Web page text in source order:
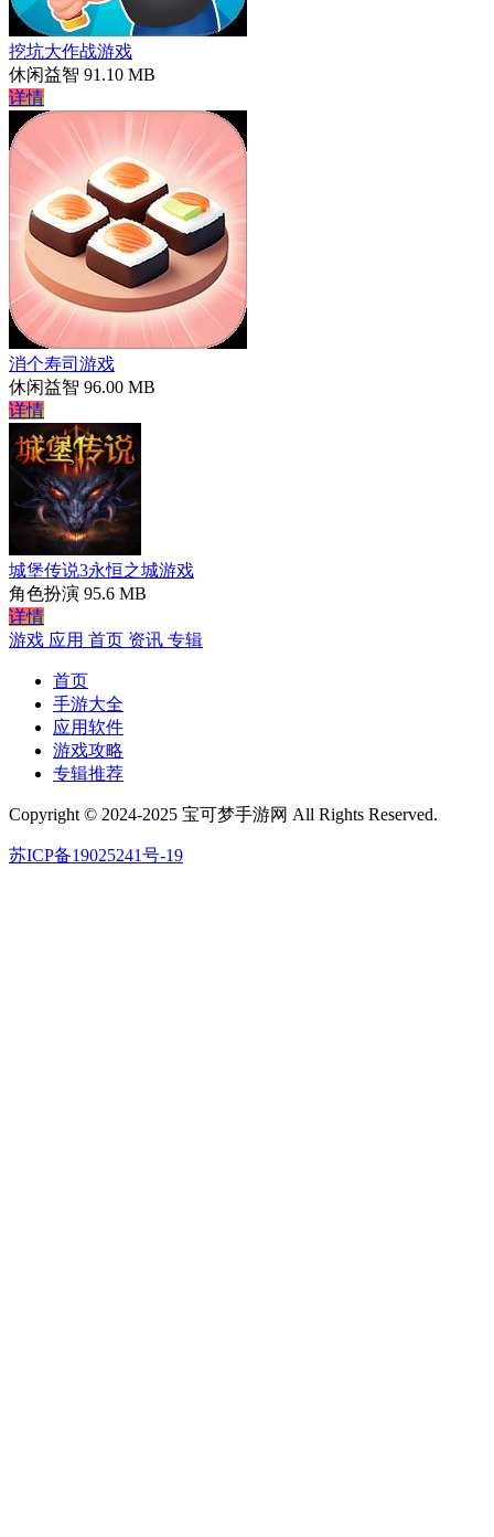
挖坑大作战游戏
休闲益智 91.10 MB
详情
消个寿司游戏
休闲益智 96.00 MB
详情
城堡传说3永恒之城游戏
角色扮演 95.6 MB
详情
游戏 应用 首页 资讯 专辑
首页
手游大全
应用软件
游戏攻略
专辑推荐
Copyright © 2024-2025 宝可梦手游网 All Rights Reserved.
苏ICP备19025241号-19